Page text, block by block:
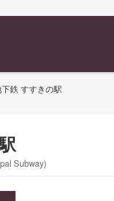
鉄 すすきの駅
Subway)